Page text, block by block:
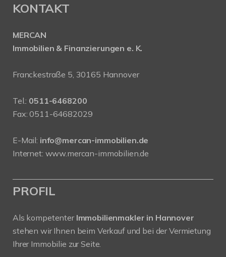
KONTAKT
MERCAN
Immobilien & Finanzierungen e. K.
Franckestraße 5, 30165 Hannover
Tel.: 0511-6468200
Fax: 0511-64682029
E-Mail: info@mercan-immobilien.de
Internet: www.mercan-immobilien.de
PROFIL
Als kompetenter Immobilienmakler in Hannover
stehen wir Ihnen beim Verkauf und bei der Vermietung
Ihrer Immobilie zur Seite.